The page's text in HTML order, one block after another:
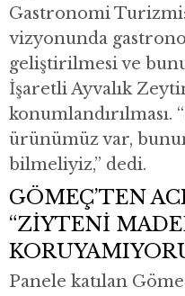
Gastronomi Turizmi:
vizyonunda
geliştirilmesi ve
İşaretli Ayvalık
ürünümüz var,
bilmeliyiz,” dedi.
GÖMEÇ’TEN
“ZİYTENİ
Panele katılan